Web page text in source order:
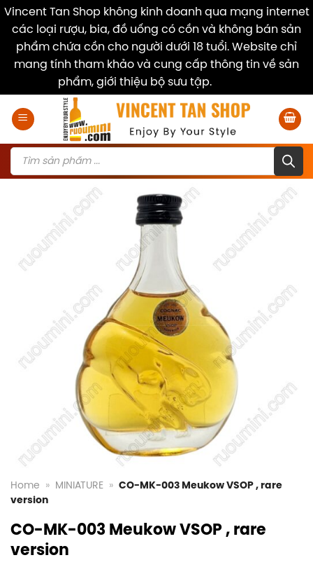
Vincent Tan Shop không kinh doanh qua mạng internet
các loại rượu, bia, đồ uống có cồn và không bán sản
phẩm chứa cồn cho người dưới 18 tuổi. Website chỉ
mang tính tham khảo và cung cấp thông tin về sản
phẩm, giới thiệu bộ sưu tập.
Products
search
Home » MINIATURE » CO-MK-003 Meukow VSOP , rare
version
CO-MK-003 Meukow VSOP , rare
version